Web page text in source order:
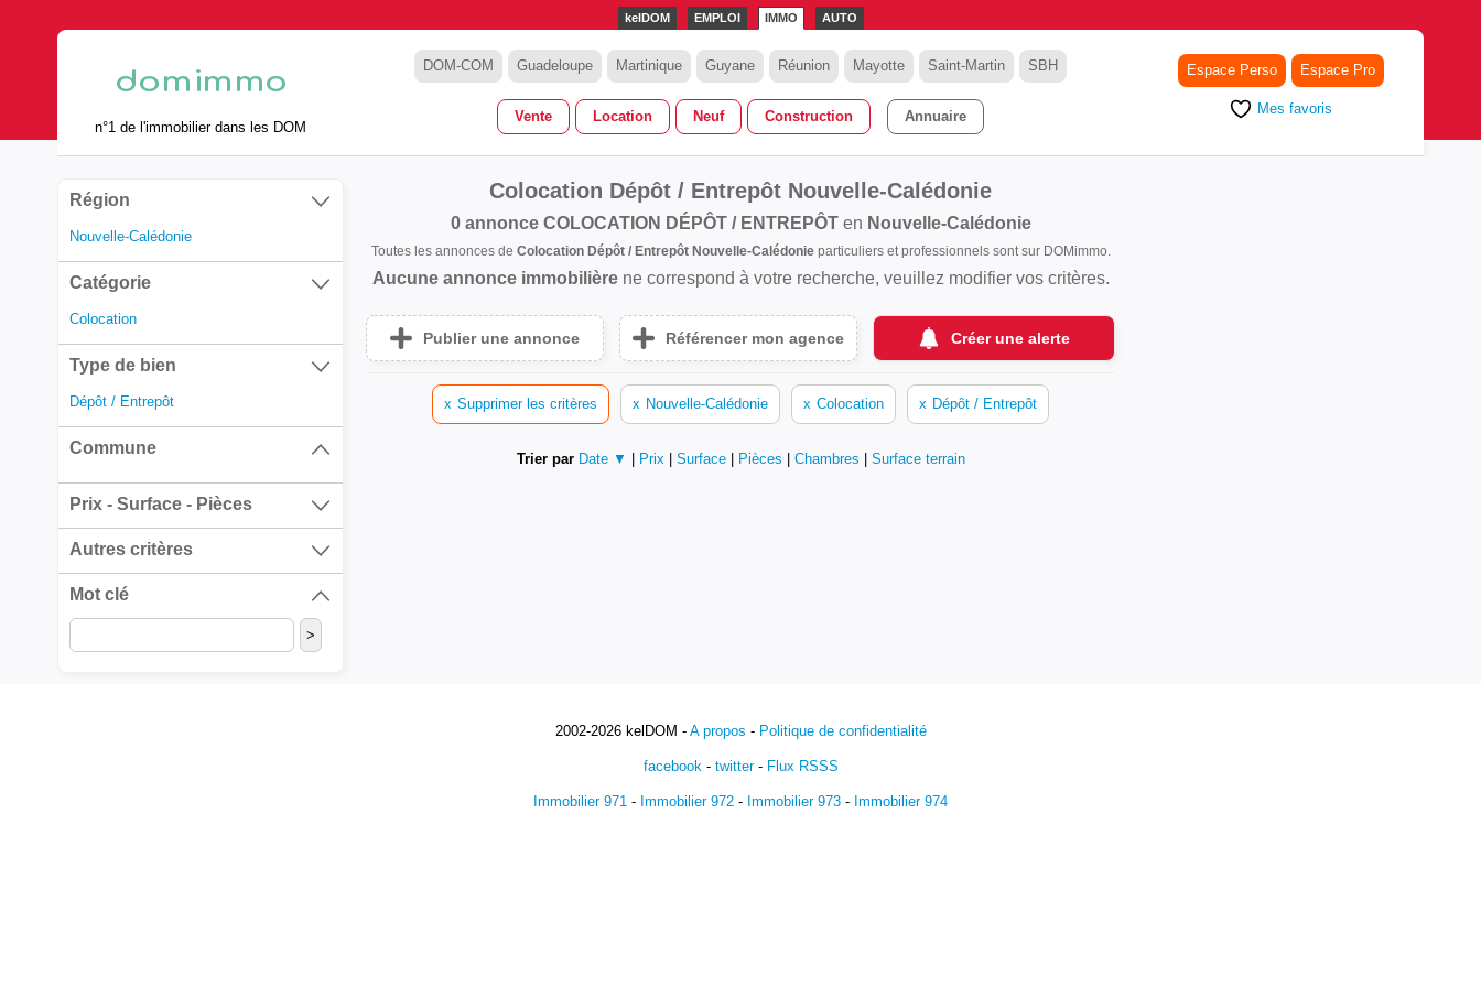
kelDOM EMPLOI IMMO AUTO
n°1 de l'immobilier dans les DOM
DOM-COM Guadeloupe Martinique Guyane Réunion Mayotte Saint-Martin SBH
Vente Location Neuf Construction Annuaire
Espace Perso Espace Pro
Mes favoris
Région
Nouvelle-Calédonie
Catégorie
Colocation
Type de bien
Dépôt / Entrepôt
Commune
Prix - Surface - Pièces
Autres critères
Mot clé
Colocation Dépôt / Entrepôt Nouvelle-Calédonie
0 annonce COLOCATION DÉPÔT / ENTREPÔTen Nouvelle-Calédonie
Toutes les annonces de Colocation Dépôt / Entrepôt Nouvelle-Calédonieparticuliers et professionnels sont sur DOMimmo.
Aucune annonce immobilièrene correspond à votre recherche, veuillez modifier vos critères.
Publier une annonce Référencer mon agence Créer une alerte
x Supprimer les critères x Nouvelle-Calédonie x Colocation x Dépôt / Entrepôt
Trier par Date ▼ Prix Surface Pièces Chambres Surface terrain
2002-2026 kelDOM - A propos - Politique de confidentialité
facebook- twitter- Flux RSSS
Immobilier 971 - Immobilier 972 - Immobilier 973 - Immobilier 974